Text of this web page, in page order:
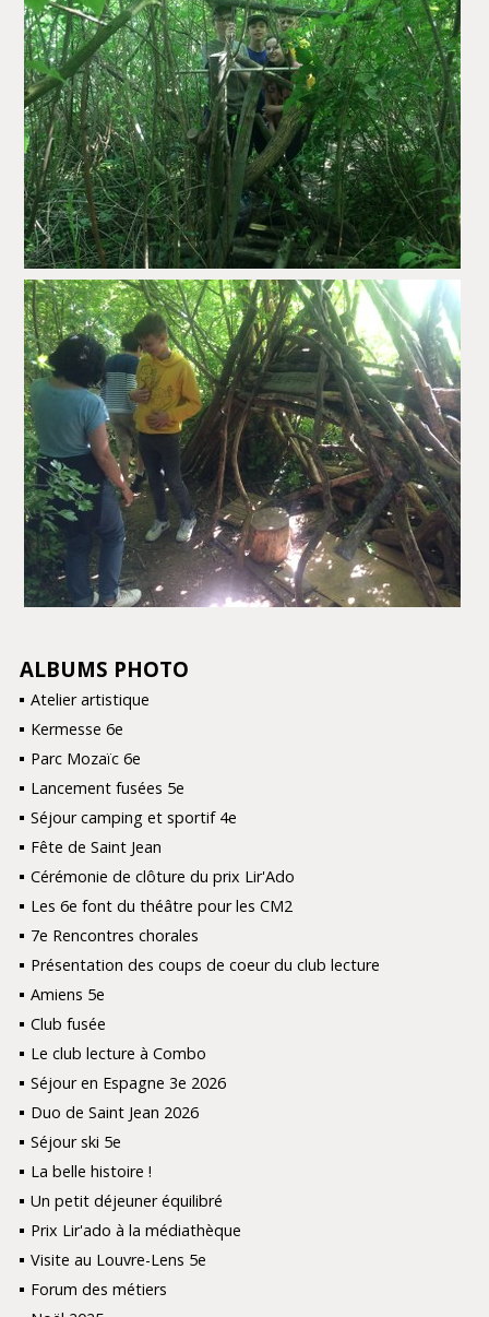
NAVIGATION
ALBUMS PHOTO
Atelier artistique
Kermesse 6e
Parc Mozaïc 6e
Lancement fusées 5e
Séjour camping et sportif 4e
Fête de Saint Jean
Cérémonie de clôture du prix Lir'Ado
Les 6e font du théâtre pour les CM2
7e Rencontres chorales
Présentation des coups de coeur du club lecture
Amiens 5e
Club fusée
Le club lecture à Combo
Séjour en Espagne 3e 2026
Duo de Saint Jean 2026
Séjour ski 5e
La belle histoire !
Un petit déjeuner équilibré
Prix Lir'ado à la médiathèque
Visite au Louvre-Lens 5e
Forum des métiers